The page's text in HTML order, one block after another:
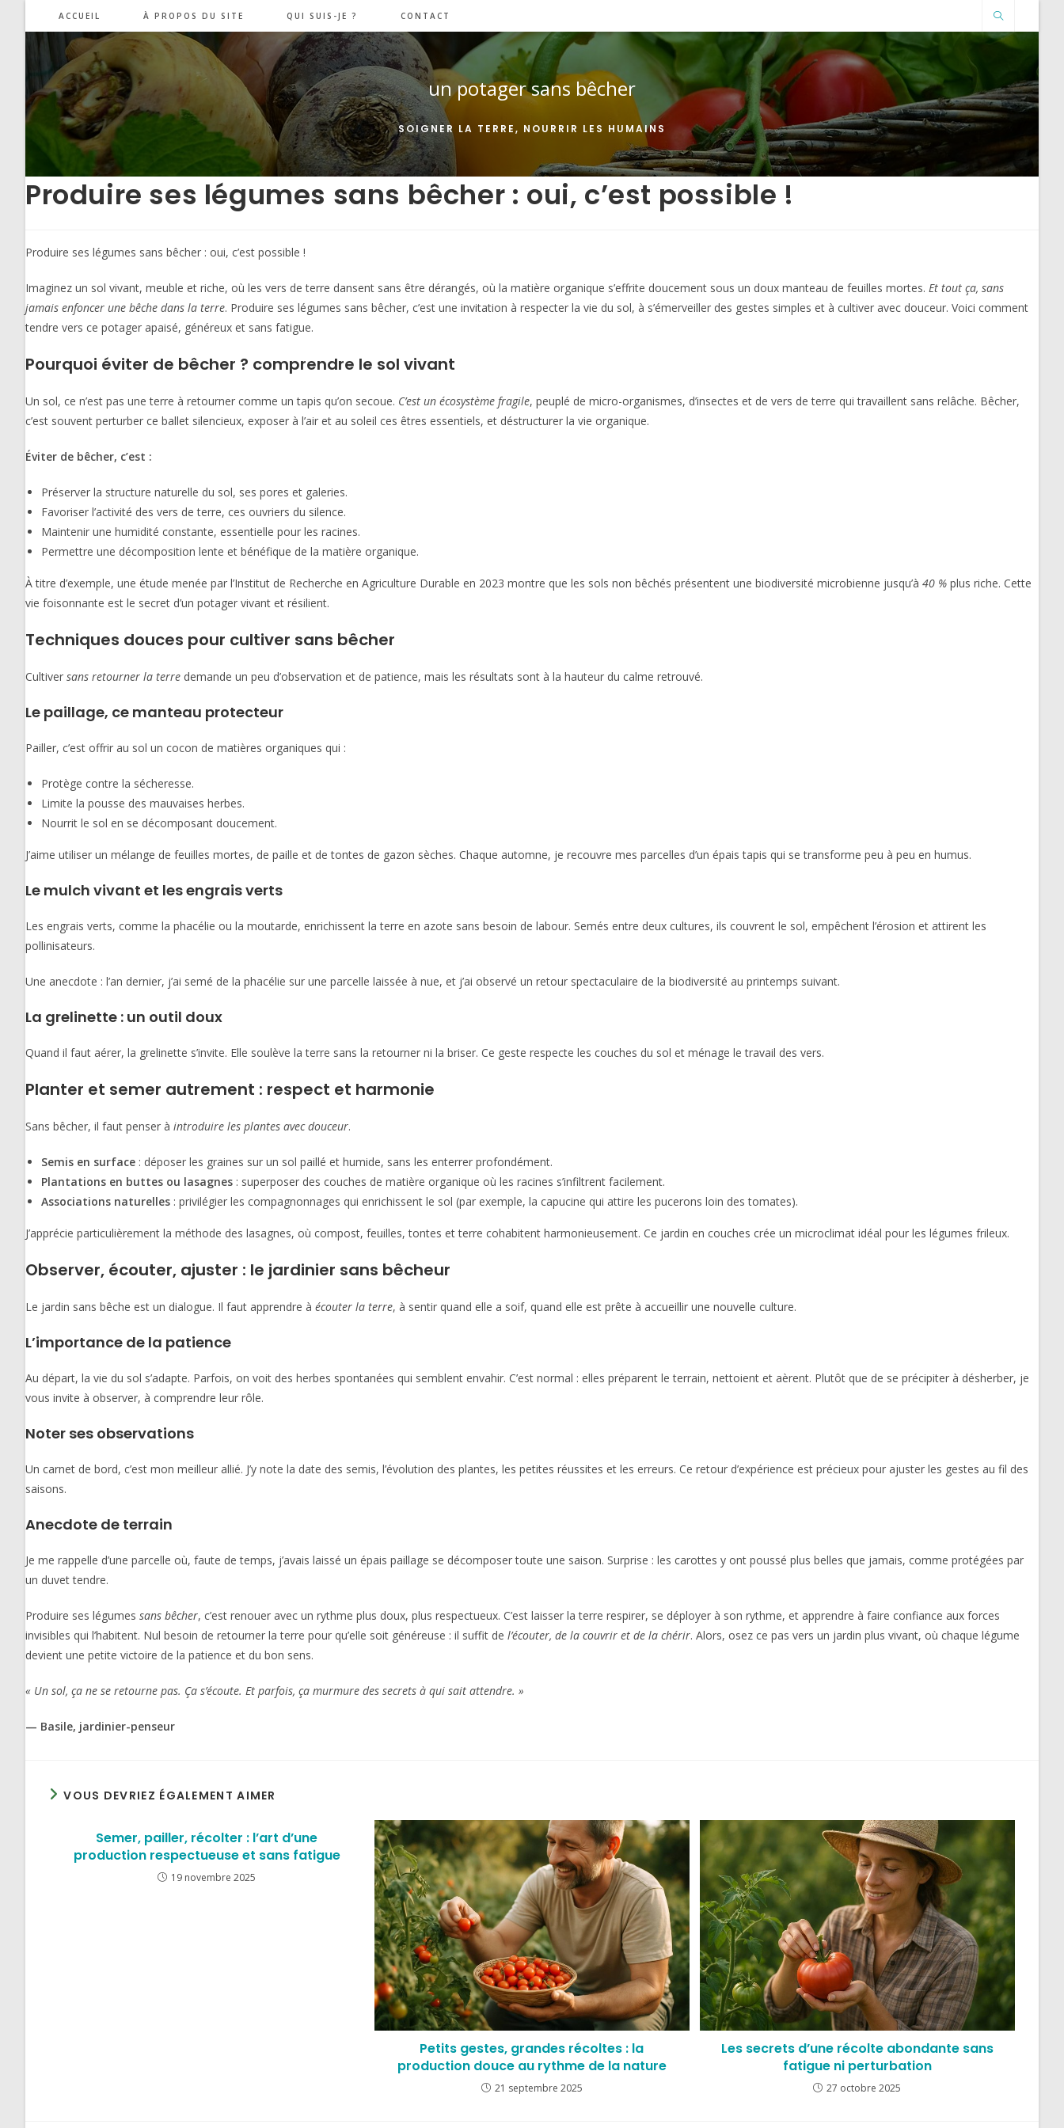
ACCUEIL À PROPOS DU SITE QUI SUIS-JE ? CONTACT
un potager sans bêcher
SOIGNER LA TERRE, NOURRIR LES HUMAINS
Produire ses légumes sans bêcher : oui, c’est possible !
Produire ses légumes sans bêcher : oui, c’est possible !
Imaginez un sol vivant, meuble et riche, où les vers de terre dansent sans être dérangés, où la matière organique s’effrite doucement sous un doux manteau de feuilles mortes. Et tout ça, sans
jamais enfoncer une bêche dans la terre. Produire ses légumes sans bêcher, c’est une invitation à respecter la vie du sol, à s’émerveiller des gestes simples et à cultiver avec douceur. Voici comment
tendre vers ce potager apaisé, généreux et sans fatigue.
Pourquoi éviter de bêcher ? comprendre le sol vivant
Un sol, ce n’est pas une terre à retourner comme un tapis qu’on secoue. C’est un écosystème fragile, peuplé de micro-organismes, d’insectes et de vers de terre qui travaillent sans relâche. Bêcher,
c’est souvent perturber ce ballet silencieux, exposer à l’air et au soleil ces êtres essentiels, et déstructurer la vie organique.
Éviter de bêcher, c’est :
Préserver la structure naturelle du sol, ses pores et galeries.
Favoriser l’activité des vers de terre, ces ouvriers du silence.
Maintenir une humidité constante, essentielle pour les racines.
Permettre une décomposition lente et bénéfique de la matière organique.
À titre d’exemple, une étude menée par l’Institut de Recherche en Agriculture Durable en 2023 montre que les sols non bêchés présentent une biodiversité microbienne jusqu’à 40 % plus riche. Cette
vie foisonnante est le secret d’un potager vivant et résilient.
Techniques douces pour cultiver sans bêcher
Cultiver sans retourner la terre demande un peu d’observation et de patience, mais les résultats sont à la hauteur du calme retrouvé.
Le paillage, ce manteau protecteur
Pailler, c’est offrir au sol un cocon de matières organiques qui :
Protège contre la sécheresse.
Limite la pousse des mauvaises herbes.
Nourrit le sol en se décomposant doucement.
J’aime utiliser un mélange de feuilles mortes, de paille et de tontes de gazon sèches. Chaque automne, je recouvre mes parcelles d’un épais tapis qui se transforme peu à peu en humus.
Le mulch vivant et les engrais verts
Les engrais verts, comme la phacélie ou la moutarde, enrichissent la terre en azote sans besoin de labour. Semés entre deux cultures, ils couvrent le sol, empêchent l’érosion et attirent les
pollinisateurs.
Une anecdote : l’an dernier, j’ai semé de la phacélie sur une parcelle laissée à nue, et j’ai observé un retour spectaculaire de la biodiversité au printemps suivant.
La grelinette : un outil doux
Quand il faut aérer, la grelinette s’invite. Elle soulève la terre sans la retourner ni la briser. Ce geste respecte les couches du sol et ménage le travail des vers.
Planter et semer autrement : respect et harmonie
Sans bêcher, il faut penser à introduire les plantes avec douceur.
Semis en surface : déposer les graines sur un sol paillé et humide, sans les enterrer profondément.
Plantations en buttes ou lasagnes : superposer des couches de matière organique où les racines s’infiltrent facilement.
Associations naturelles : privilégier les compagnonnages qui enrichissent le sol (par exemple, la capucine qui attire les pucerons loin des tomates).
J’apprécie particulièrement la méthode des lasagnes, où compost, feuilles, tontes et terre cohabitent harmonieusement. Ce jardin en couches crée un microclimat idéal pour les légumes frileux.
Observer, écouter, ajuster : le jardinier sans bêcheur
Le jardin sans bêche est un dialogue. Il faut apprendre à écouter la terre, à sentir quand elle a soif, quand elle est prête à accueillir une nouvelle culture.
L’importance de la patience
Au départ, la vie du sol s’adapte. Parfois, on voit des herbes spontanées qui semblent envahir. C’est normal : elles préparent le terrain, nettoient et aèrent. Plutôt que de se précipiter à désherber, je
vous invite à observer, à comprendre leur rôle.
Noter ses observations
Un carnet de bord, c’est mon meilleur allié. J’y note la date des semis, l’évolution des plantes, les petites réussites et les erreurs. Ce retour d’expérience est précieux pour ajuster les gestes au fil des
saisons.
Anecdote de terrain
Je me rappelle d’une parcelle où, faute de temps, j’avais laissé un épais paillage se décomposer toute une saison. Surprise : les carottes y ont poussé plus belles que jamais, comme protégées par
un duvet tendre.
Produire ses légumes sans bêcher, c’est renouer avec un rythme plus doux, plus respectueux. C’est laisser la terre respirer, se déployer à son rythme, et apprendre à faire confiance aux forces
invisibles qui l’habitent. Nul besoin de retourner la terre pour qu’elle soit généreuse : il suffit de l’écouter, de la couvrir et de la chérir. Alors, osez ce pas vers un jardin plus vivant, où chaque légume
devient une petite victoire de la patience et du bon sens.
« Un sol, ça ne se retourne pas. Ça s’écoute. Et parfois, ça murmure des secrets à qui sait attendre. »
— Basile, jardinier-penseur
VOUS DEVRIEZ ÉGALEMENT AIMER
Semer, pailler, récolter : l’art d’une
production respectueuse et sans fatigue
19 novembre 2025
Petits gestes, grandes récoltes : la
production douce au rythme de la nature
21 septembre 2025
Les secrets d’une récolte abondante sans
fatigue ni perturbation
27 octobre 2025